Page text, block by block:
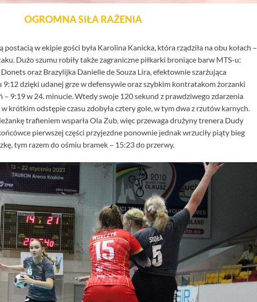
OGROMNA SIŁA RAŻENIA
w ekipie gości była Karolina Kanicka, która rządziła na obu kołach –
Dużo szumu robiły także zagraniczne piłkarki broniące barw MTS-u:
oraz Brazylijka Danielle de Souza Lira, efektownie szarżująca
9:12 dzięki udanej grze w defensywie oraz szybkim kontratakom żorzanki
– 9:19 w 24. minucie. Wtedy swoje 120 sekund z prawdziwego zdarzenia
krótkim odstępie czasu zdobyła cztery gole, w tym dwa z rzutów karnych.
trafieniem wsparła Ola Zub, więc przewaga drużyny trenera Dudy
pierwszej części przyjezdne ponownie jednak wrzuciły piąty bieg
tym razem do ośmiu bramek – 15:23 do przerwy.